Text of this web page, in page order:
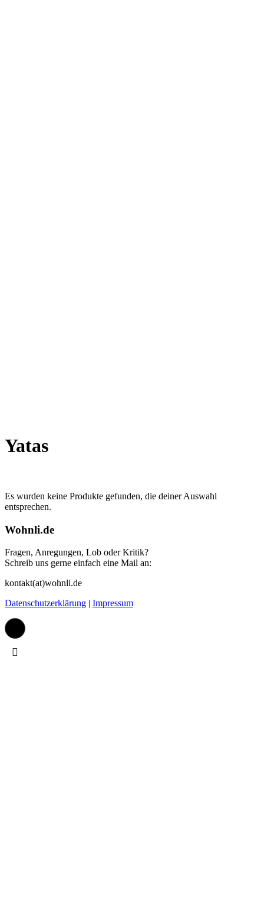
Yatas
Es wurden keine Produkte gefunden, die deiner Auswahl
entsprechen.
Wohnli.de
Fragen, Anregungen, Lob oder Kritik?
Schreib uns gerne einfach eine Mail an:
kontakt(at)wohnli.de
Datenschutzerklärung | Impressum